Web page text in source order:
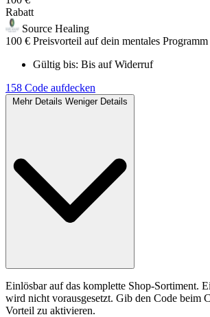
Rabatt
Source Healing
100 € Preisvorteil auf dein mentales Programm
Gültig bis: Bis auf Widerruf
158 Code aufdecken
Mehr Details Weniger Details
Einlösbar auf das komplette Shop-Sortiment.
wird nicht vorausgesetzt. Gib den Code beim
Vorteil zu aktivieren.